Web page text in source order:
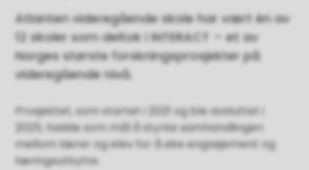
Atlanten videregående skole har vært én av
12 skoler som deltok i INTERACT – et av
Norges største forskningsprosjekter på
videregående nivå.
Prosjektet, som startet i 2021 og ble avsluttet i
2025, hadde som mål å styrke samhandlingen
mellom lærer og elev for å øke engasjement og
læringsutbytte.